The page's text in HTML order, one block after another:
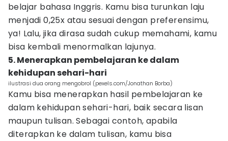
belajar bahasa Inggris. Kamu bisa turunkan laju
menjadi 0,25x atau sesuai dengan preferensimu,
ya! Lalu, jika dirasa sudah cukup memahami, kamu
bisa kembali menormalkan lajunya.
5. Menerapkan pembelajaran ke dalam
kehidupan sehari-hari
ilustrasi dua orang mengobrol (pexels.com/Jonathan Borba)
Kamu bisa menerapkan hasil pembelajaran ke
dalam kehidupan sehari-hari, baik secara lisan
maupun tulisan. Sebagai contoh, apabila
diterapkan ke dalam tulisan, kamu bisa